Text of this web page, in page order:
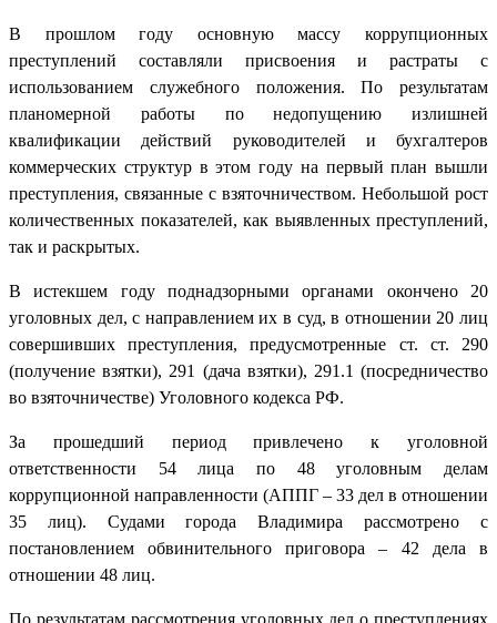
В прошлом году основную массу коррупционных
преступлений составляли присвоения и растраты с
использованием служебного положения. По результатам
планомерной работы по недопущению излишней
квалификации действий руководителей и бухгалтеров
коммерческих структур в этом году на первый план вышли
преступления, связанные с взяточничеством. Небольшой рост
количественных показателей, как выявленных преступлений,
так и раскрытых.
В истекшем году поднадзорными органами окончено 20
уголовных дел, с направлением их в суд, в отношении 20 лиц
совершивших преступления, предусмотренные ст. ст. 290
(получение взятки), 291 (дача взятки), 291.1 (посредничество
во взяточничестве) Уголовного кодекса РФ.
За прошедший период привлечено к уголовной
ответственности 54 лица по 48 уголовным делам
коррупционной направленности (АППГ – 33 дел в отношении
35 лиц). Судами города Владимира рассмотрено с
постановлением обвинительного приговора – 42 дела в
отношении 48 лиц.
По результатам рассмотрения уголовных дел о преступлениях